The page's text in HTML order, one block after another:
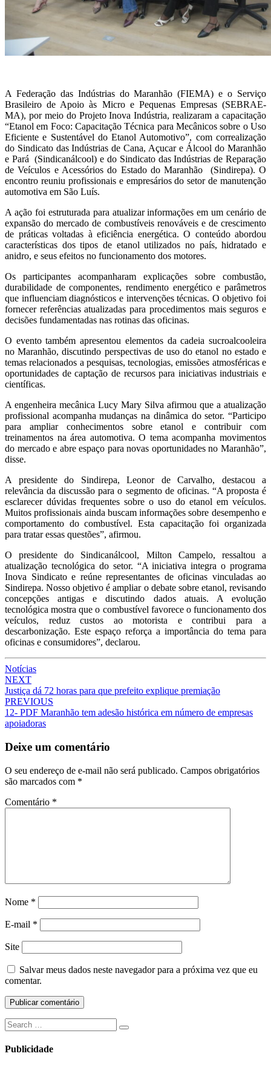
A Federação das Indústrias do Maranhão (FIEMA) e o Serviço
Brasileiro de Apoio às Micro e Pequenas Empresas (SEBRAE-
MA), por meio do Projeto Inova Indústria, realizaram a capacitação
“Etanol em Foco: Capacitação Técnica para Mecânicos sobre o Uso
Eficiente e Sustentável do Etanol Automotivo”, com correalização
do Sindicato das Indústrias de Cana, Açucar e Álcool do Maranhão
e Pará (Sindicanálcool) e do Sindicato das Indústrias de Reparação
de Veículos e Acessórios do Estado do Maranhão (Sindirepa). O
encontro reuniu profissionais e empresários do setor de manutenção
automotiva em São Luís.
A ação foi estruturada para atualizar informações em um cenário de
expansão do mercado de combustíveis renováveis e de crescimento
de práticas voltadas à eficiência energética. O conteúdo abordou
características dos tipos de etanol utilizados no país, hidratado e
anidro, e seus efeitos no funcionamento dos motores.
Os participantes acompanharam explicações sobre combustão,
durabilidade de componentes, rendimento energético e parâmetros
que influenciam diagnósticos e intervenções técnicas. O objetivo foi
fornecer referências atualizadas para procedimentos mais seguros e
decisões fundamentadas nas rotinas das oficinas.
O evento também apresentou elementos da cadeia sucroalcooleira
no Maranhão, discutindo perspectivas de uso do etanol no estado e
temas relacionados a pesquisas, tecnologias, emissões atmosféricas e
oportunidades de captação de recursos para iniciativas industriais e
científicas.
A engenheira mecânica Lucy Mary Silva afirmou que a atualização
profissional acompanha mudanças na dinâmica do setor. “Participo
para ampliar conhecimentos sobre etanol e contribuir com
treinamentos na área automotiva. O tema acompanha movimentos
do mercado e abre espaço para novas oportunidades no Maranhão”,
disse.
A presidente do Sindirepa, Leonor de Carvalho, destacou a
relevância da discussão para o segmento de oficinas. “A proposta é
esclarecer dúvidas frequentes sobre o uso do etanol em veículos.
Muitos profissionais ainda buscam informações sobre desempenho e
comportamento do combustível. Esta capacitação foi organizada
para tratar essas questões”, afirmou.
O presidente do Sindicanálcool, Milton Campelo, ressaltou a
atualização tecnológica do setor. “A iniciativa integra o programa
Inova Sindicato e reúne representantes de oficinas vinculadas ao
Sindirepa. Nosso objetivo é ampliar o debate sobre etanol, revisando
concepções antigas e discutindo dados atuais. A evolução
tecnológica mostra que o combustível favorece o funcionamento dos
veículos, reduz custos ao motorista e contribui para a
descarbonização. Este espaço reforça a importância do tema para
oficinas e consumidores”, declarou.
Notícias
Post
navigation
NEXT
Justiça dá 72 horas para que prefeito explique premiação
PREVIOUS
12- PDF Maranhão tem adesão histórica em número de empresas
apoiadoras
Deixe um comentário
O seu endereço de e-mail não será publicado. Campos obrigatórios
são marcados com *
Comentário *
Nome *
E-mail *
Site
Salvar meus dados neste navegador para a próxima vez que eu
comentar.
Search
for:
Search
Publicidade